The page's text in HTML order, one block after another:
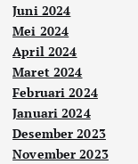
Juni 2024
Mei 2024
April 2024
Maret 2024
Februari 2024
Januari 2024
Desember 2023
November 2023